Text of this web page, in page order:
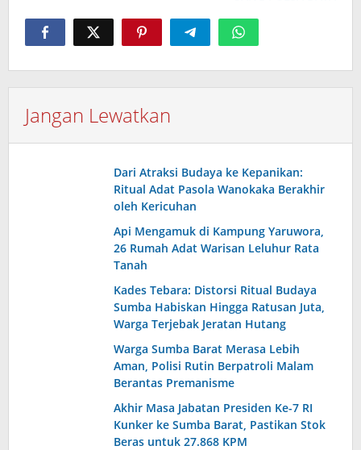
Jangan Lewatkan
Dari Atraksi Budaya ke Kepanikan:
Ritual Adat Pasola Wanokaka Berakhir
oleh Kericuhan
Api Mengamuk di Kampung Yaruwora,
26 Rumah Adat Warisan Leluhur Rata
Tanah
Kades Tebara: Distorsi Ritual Budaya
Sumba Habiskan Hingga Ratusan Juta,
Warga Terjebak Jeratan Hutang
Warga Sumba Barat Merasa Lebih
Aman, Polisi Rutin Berpatroli Malam
Berantas Premanisme
Akhir Masa Jabatan Presiden Ke-7 RI
Kunker ke Sumba Barat, Pastikan Stok
Beras untuk 27.868 KPM